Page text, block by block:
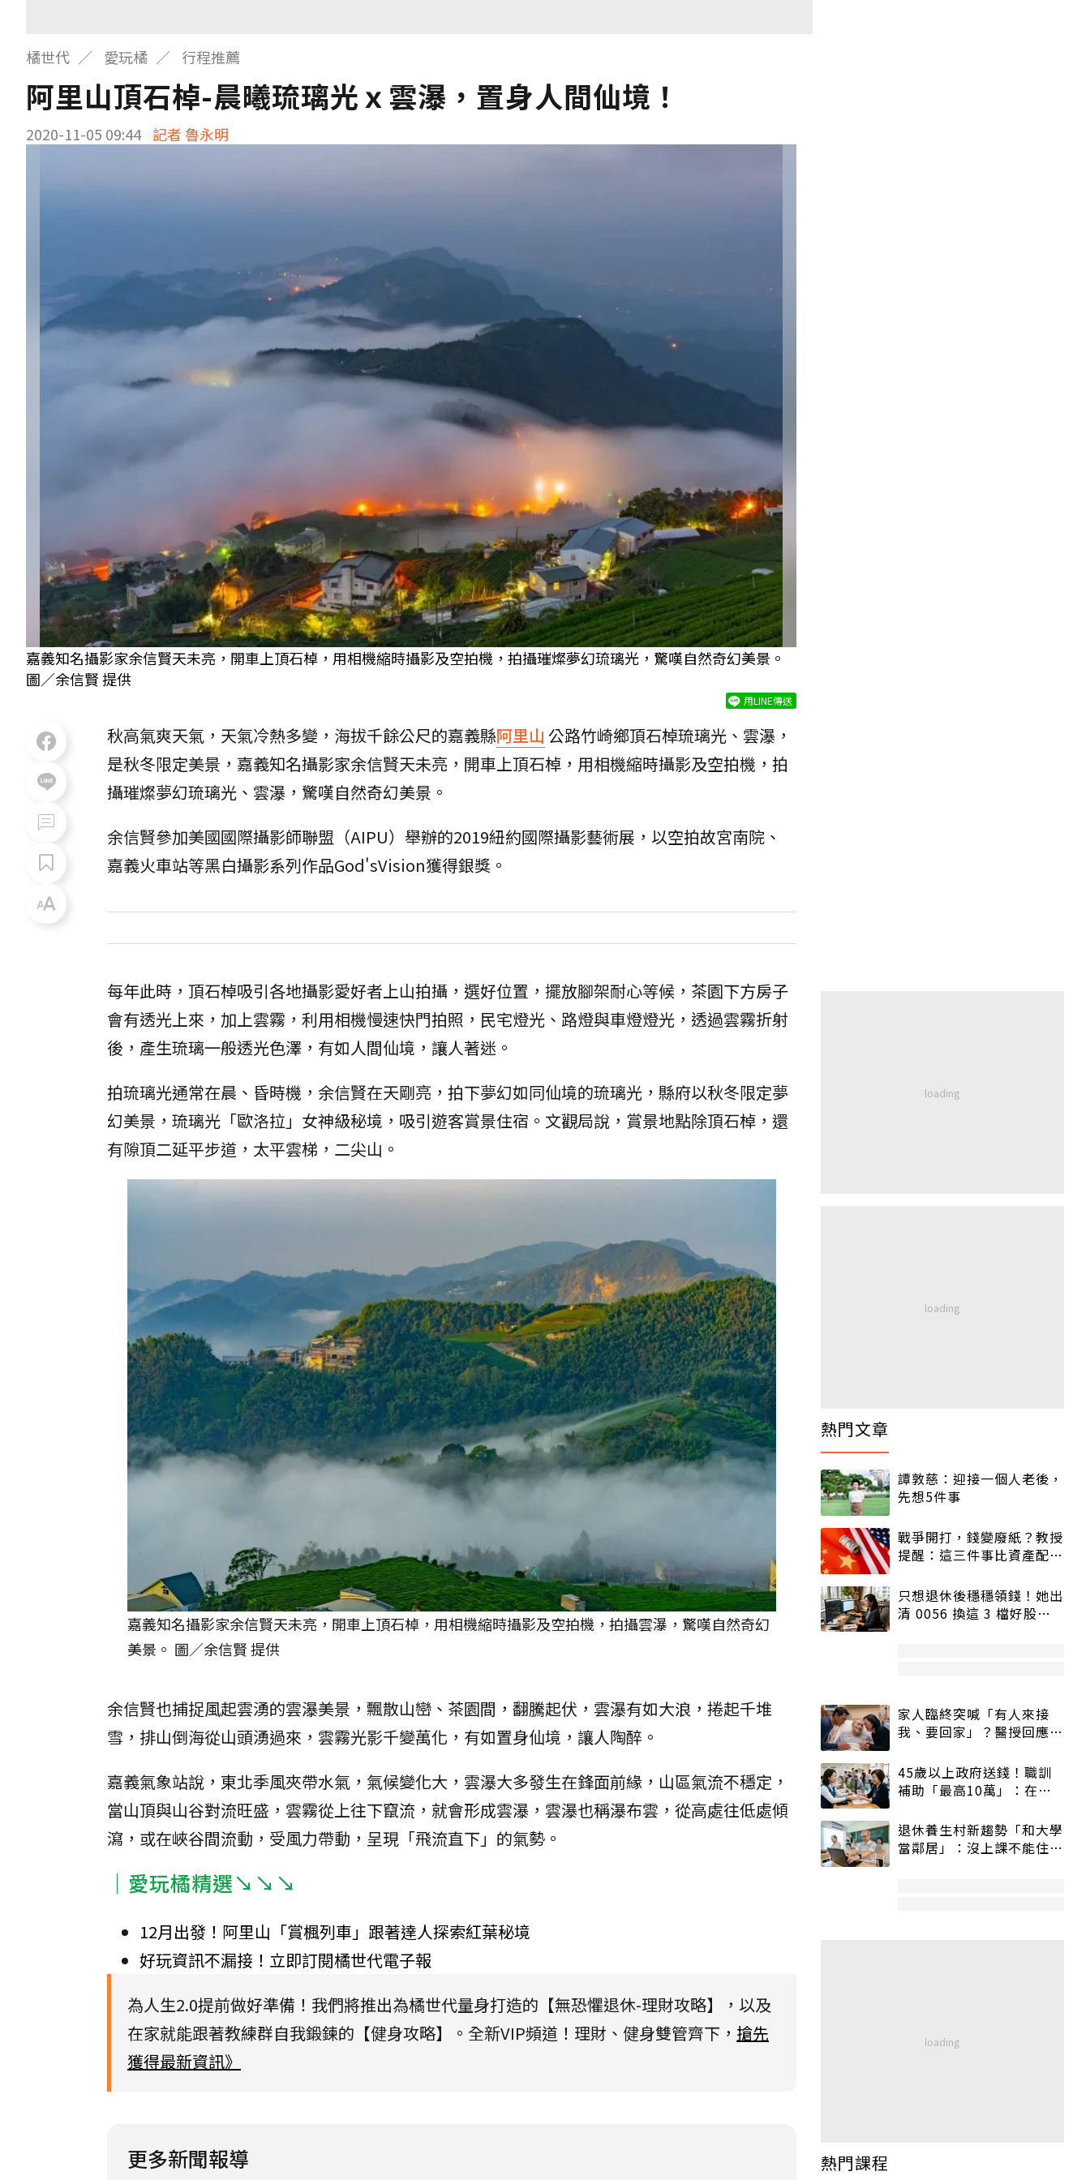
橘世代 愛玩橘 行程推薦
阿里山頂石棹-晨曦琉璃光ｘ雲瀑，置身人間仙境！
2020-11-05 09:44 記者 魯永明
嘉義知名攝影家余信賢天未亮，開車上頂石棹，用相機縮時攝影及空拍機，拍攝璀燦夢幻琉璃光，驚嘆自然奇幻美景。
圖／余信賢 提供
用LINE傳送
秋高氣爽天氣，天氣冷熱多變，海拔千餘公尺的嘉義縣阿里山 公路竹崎鄉頂石棹琉璃光、雲瀑，
是秋冬限定美景，嘉義知名攝影家余信賢天未亮，開車上頂石棹，用相機縮時攝影及空拍機，拍
攝璀燦夢幻琉璃光、雲瀑，驚嘆自然奇幻美景。
余信賢參加美國國際攝影師聯盟（AIPU）舉辦的2019紐約國際攝影藝術展，以空拍故宮南院、
嘉義火車站等黑白攝影系列作品God'sVision獲得銀獎。
每年此時，頂石棹吸引各地攝影愛好者上山拍攝，選好位置，擺放腳架耐心等候，茶園下方房子
會有透光上來，加上雲霧，利用相機慢速快門拍照，民宅燈光、路燈與車燈燈光，透過雲霧折射
後，產生琉璃一般透光色澤，有如人間仙境，讓人著迷。
拍琉璃光通常在晨、昏時機，余信賢在天剛亮，拍下夢幻如同仙境的琉璃光，縣府以秋冬限定夢
幻美景，琉璃光「歐洛拉」女神級秘境，吸引遊客賞景住宿。文觀局說，賞景地點除頂石棹，還
有隙頂二延平步道，太平雲梯，二尖山。
嘉義知名攝影家余信賢天未亮，開車上頂石棹，用相機縮時攝影及空拍機，拍攝雲瀑，驚嘆自然奇幻
美景。 圖／余信賢 提供
余信賢也捕捉風起雲湧的雲瀑美景，飄散山巒、茶園間，翻騰起伏，雲瀑有如大浪，捲起千堆
雪，排山倒海從山頭湧過來，雲霧光影千變萬化，有如置身仙境，讓人陶醉。
嘉義氣象站說，東北季風夾帶水氣，氣候變化大，雲瀑大多發生在鋒面前緣，山區氣流不穩定，
當山頂與山谷對流旺盛，雲霧從上往下竄流，就會形成雲瀑，雲瀑也稱瀑布雲，從高處往低處傾
瀉，或在峽谷間流動，受風力帶動，呈現「飛流直下」的氣勢。
｜愛玩橘精選↘↘↘
12月出發！阿里山「賞楓列車」跟著達人探索紅葉秘境
好玩資訊不漏接！立即訂閱橘世代電子報
為人生2.0提前做好準備！我們將推出為橘世代量身打造的【無恐懼退休-理財攻略】，以及
在家就能跟著教練群自我鍛鍊的【健身攻略】。全新VIP頻道！理財、健身雙管齊下， 搶先
獲得最新資訊》
更多新聞報導
熱門文章
譚敦慈：迎接一個人老後，
先想5件事
戰爭開打，錢變廢紙？教授
提醒：這三件事比資產配置
只想退休後穩穩領錢！她出
清 0056 換這 3 檔好股：
家人臨終突喊「有人來接
我、要回家」？醫授回應方
45歲以上政府送錢！職訓
補助「最高10萬」：在
退休養生村新趨勢「和大學
當鄰居」：沒上課不能住、
熱門課程